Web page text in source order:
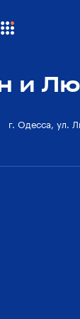
и
г. Одесса, ул.